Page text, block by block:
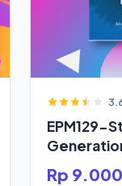
EPM129-
Rp 9.000